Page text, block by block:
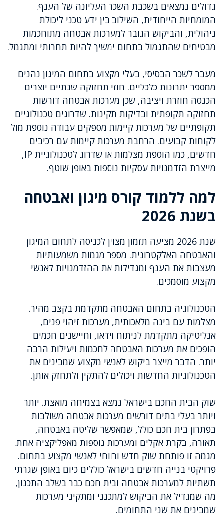
גדולים נמצאים בשכבת השכר העליונה של הענף.
המומחיות הייחודית, השילוב בין ידע טכני ליכולת
ניהולית, והביקוש הגובר למערכות אבטחה מתוחכמות
מבטיחים שהתגמול בתחום ימשיך להיות תחרותי ומתגמל.
מעבר לשכר הבסיסי, בעלי מקצוע בתחום המיגון נהנים
ממספר יתרונות כלכליים. חוזי תחזוקה שנתיים יוצרים
הכנסה חוזרת ויציבה, שכן מערכות אבטחה דורשות
תחזוקה תקופתית ובדיקות תקינות. שדרוגים טכנולוגיים
תקופתיים של מערכות קיימות מספקים עבודה נוספת מול
לקוחות קבועים. הרחבת מערכות קיימות עם רכיבים
חדשים, כמו הוספת מצלמות או שדרוג לטכנולוגיית IP,
מייצרת הזדמנויות עסקיות נוספות באופן שוטף.
למה ללמוד קורס מיגון ואבטחה
בשנת 2026
שנת 2026 מציעה תזמון מצוין לכניסה לתחום המיגון
והאבטחה האלקטרונית. מספר מגמות משמעותיות
מעצבות את הענף ומגדילות את ההזדמנויות לאנשי
מקצוע מוסמכים.
הטכנולוגיה בתחום האבטחה מתקדמת בקצב מהיר.
מצלמות עם בינה מלאכותית, מערכות זיהוי פנים,
אנליטיקה מתקדמת לניתוח וידאו, וחיישנים חכמים
הופכים את מערכות האבטחה לחכמות ויעילות הרבה
יותר. הדבר מייצר ביקוש לאנשי מקצוע שמבינים את
הטכנולוגיות החדשות ויכולים להתקין ולתחזק אותן.
שוק הבית החכם בישראל נמצא בצמיחה מואצת. יותר
ויותר בעלי בתים דורשים מערכות אבטחה משולבות
בפתרון בית חכם כולל, שמאפשר שליטה באבטחה,
תאורה, בקרת אקלים ומערכות נוספות מאפליקציה אחת.
מגמה זו פותחת שוק חדש ורווחי לאנשי מקצוע בתחום.
פרויקטי בנייה חדשים בישראל כוללים כיום באופן שגרתי
תשתיות למערכות אבטחה ובית חכם כבר בשלב התכנון,
מה שמגדיל את הביקוש למתכנני ומתקיני מערכות
שמבינים את שני התחומים.